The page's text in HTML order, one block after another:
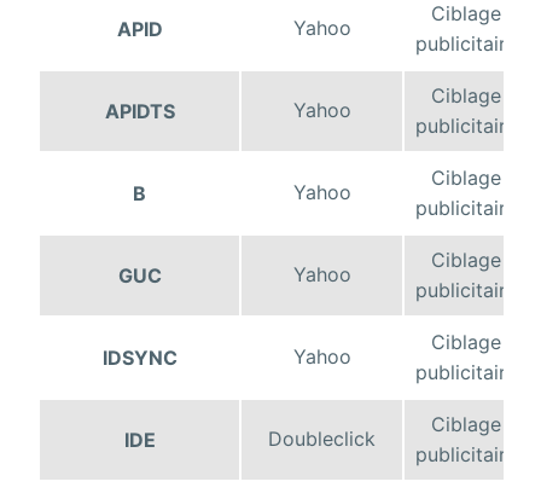
APID Yahoo
Ciblage
publicitaire
APIDTS Yahoo
Ciblage
publicitaire
B Yahoo
Ciblage
publicitaire
GUC Yahoo
Ciblage
publicitaire
IDSYNC Yahoo
Ciblage
publicitaire
IDE Doubleclick
Ciblage
publicitaire